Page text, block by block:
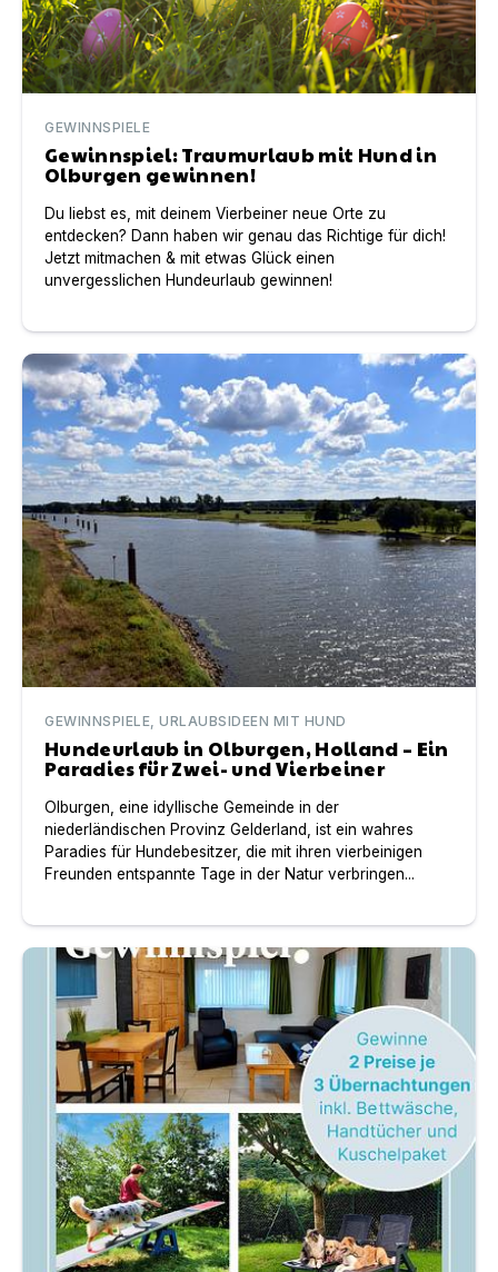
GEWINNSPIELE
Gewinnspiel: Traumurlaub mit Hund in
Olburgen gewinnen!
Du liebst es, mit deinem Vierbeiner neue Orte zu
entdecken? Dann haben wir genau das Richtige für dich!
Jetzt mitmachen & mit etwas Glück einen
unvergesslichen Hundeurlaub gewinnen!
Hundeurlaub in Olburgen, Holland – Ein Paradies für
GEWINNSPIELE, URLAUBSIDEEN MIT HUND
Hundeurlaub in Olburgen, Holland – Ein
Paradies für Zwei- und Vierbeiner
Olburgen, eine idyllische Gemeinde in der
niederländischen Provinz Gelderland, ist ein wahres
Paradies für Hundebesitzer, die mit ihren vierbeinigen
Freunden entspannte Tage in der Natur verbringen...
Gewinnspiel: Neues Jahr, neues Hundeglück!